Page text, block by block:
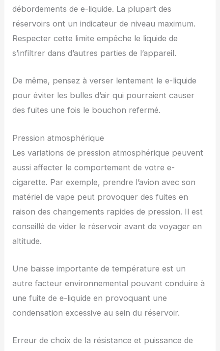
débordements de e-liquide. La plupart des
réservoirs ont un indicateur de niveau maximum.
Respecter cette limite empêche le liquide de
s’infiltrer dans d’autres parties de l’appareil.
De même, pensez à verser lentement le e-liquide
pour éviter les bulles d’air qui pourraient causer
des fuites une fois le bouchon refermé.
Pression atmosphérique
Les variations de pression atmosphérique peuvent
aussi affecter le comportement de votre e-
cigarette. Par exemple, prendre l’avion avec son
matériel de vape peut provoquer des fuites en
raison des changements rapides de pression. Il est
conseillé de vider le réservoir avant de voyager en
altitude.
Une baisse importante de température est un
autre facteur environnemental pouvant conduire à
une fuite de e-liquide en provoquant une
condensation excessive au sein du réservoir.
Erreur de choix de la résistance et puissance de